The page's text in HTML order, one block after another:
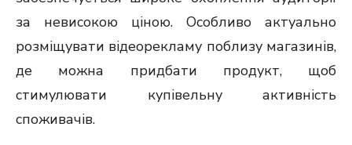
за невисокою ціною. Особливо актуально
розміщувати відеорекламу поблизу магазинів,
де можна придбати продукт, щоб
стимулювати купівельну активність
споживачів.